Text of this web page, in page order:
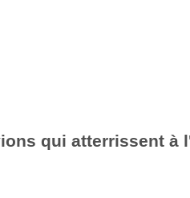
qui atterrissent à